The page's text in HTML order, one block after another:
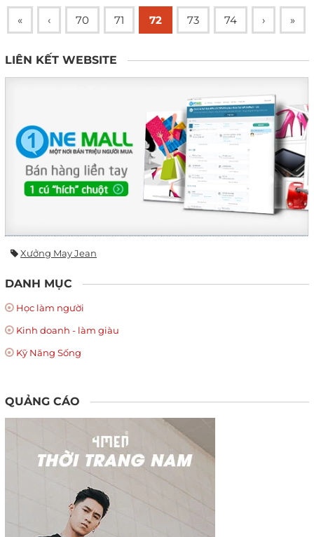
« ‹ 70 71 72 73 74 › »
LIÊN KẾT WEBSITE
Xưởng May Jean
DANH MỤC
Học làm người
Kinh doanh - làm giàu
Kỹ Năng Sống
QUẢNG CÁO